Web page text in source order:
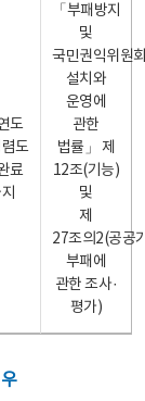
도
도
료
「부패방지
및
국민권익위원
설치와
운영에
관한
법률」 제
12조(기능)
및
제
27조의2(공공
부패에
관한 조사·
평가)